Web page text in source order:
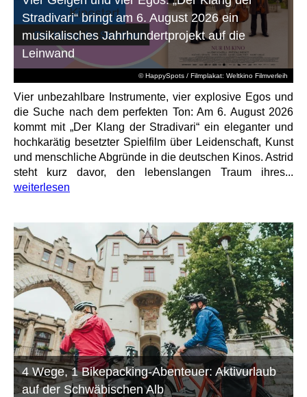
© HappySpots / Filmplakat: Weltkino Filmverleih
Stradivari“ bringt am 6. August 2026 ein
musikalisches Jahrhundertprojekt auf die
Leinwand
Vier unbezahlbare Instrumente, vier explosive Egos und
die Suche nach dem perfekten Ton: Am 6. August 2026
kommt mit „Der Klang der Stradivari“ ein eleganter und
hochkarätig besetzter Spielfilm über Leidenschaft, Kunst
und menschliche Abgründe in die deutschen Kinos. Astrid
steht kurz davor, den lebenslangen Traum ihres...
weiterlesen
4 Wege, 1 Bikepacking-Abenteuer: Aktivurlaub
auf der Schwäbischen Alb